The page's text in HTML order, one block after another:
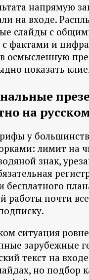
напрямую
на входе.
слайды с
с фактами и
осмысленную
показать
на
у
лимит на
знак,
бесплатного
работы почти
ситуация
зарубежные
текст на
но подбор